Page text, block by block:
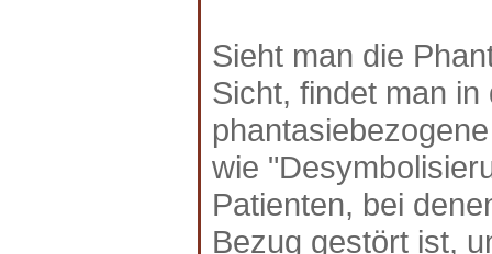
Sieht man die
Sicht, findet man
wie
Patienten, bei
Bezug gestört ist,